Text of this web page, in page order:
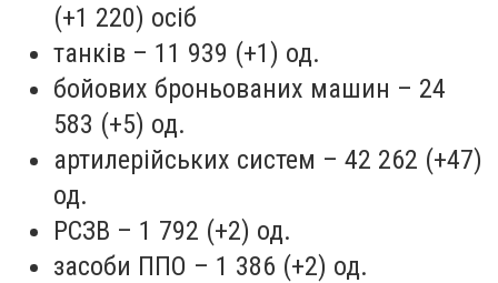
(+1 220) осіб
танків – 11 939 (+1) од.
бойових броньованих машин – 24
583 (+5) од.
артилерійських систем – 42 262 (+47)
од.
РСЗВ – 1 792 (+2) од.
засоби ППО – 1 386 (+2) од.